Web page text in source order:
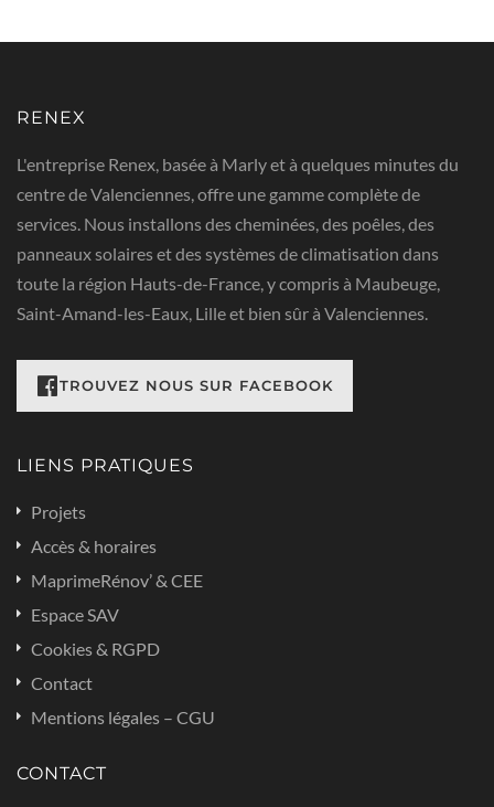
RENEX
L'entreprise Renex, basée à Marly et à quelques minutes du
centre de Valenciennes, offre une gamme complète de
services. Nous installons des cheminées, des poêles, des
panneaux solaires et des systèmes de climatisation dans
toute la région Hauts-de-France, y compris à Maubeuge,
Saint-Amand-les-Eaux, Lille et bien sûr à Valenciennes.
RETROUVEZ NOUS SUR FACEBOOK
LIENS PRATIQUES
Projets
Accès & horaires
MaprimeRénov’ & CEE
Espace SAV
Cookies & RGPD
Contact
Mentions légales – CGU
CONTACT